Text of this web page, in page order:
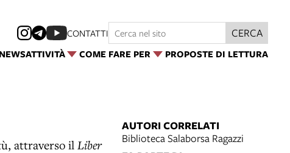
ATTIVITÀ COME FARE PER PROPOSTE DI LETTURA
CONTATTI CERCA
attraverso il Liber
AUTORI CORRELATI
Biblioteca Salaborsa Ragazzi